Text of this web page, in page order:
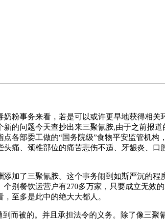
事务来看，若是可以或许更早地获得相关
的问题今天查抄出来三聚氰胺,由于之前报
各部委工做的“国务院级”食物平安监管机
痛、颈椎部位的痛苦悲伤不适、牙龈炎、
了三聚氰胺。这个事务闹到如斯严沉的程
别餐饮运营户有270多万家，只要成立无效
至多是此中的绝大大都人。
被的。并且承担法令的义务。除了像三聚